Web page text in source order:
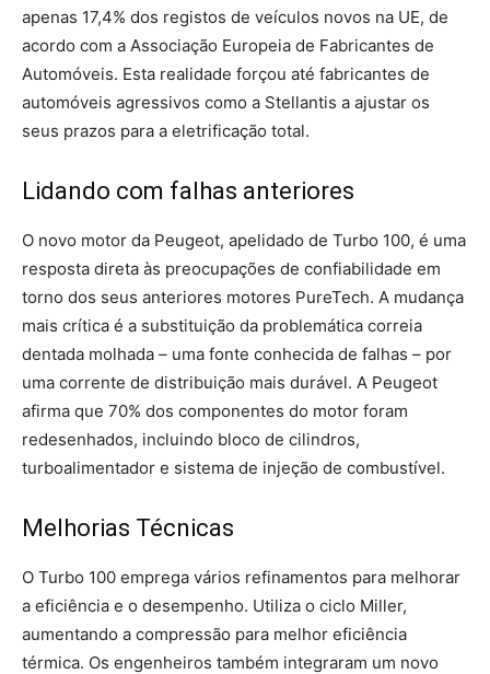
apenas 17,4% dos registos de veículos novos na UE, de
acordo com a Associação Europeia de Fabricantes de
Automóveis. Esta realidade forçou até fabricantes de
automóveis agressivos como a Stellantis a ajustar os
seus prazos para a eletrificação total.
Lidando com falhas anteriores
O novo motor da Peugeot, apelidado de Turbo 100, é uma
resposta direta às preocupações de confiabilidade em
torno dos seus anteriores motores PureTech. A mudança
mais crítica é a substituição da problemática correia
dentada molhada – uma fonte conhecida de falhas – por
uma corrente de distribuição mais durável. A Peugeot
afirma que 70% dos componentes do motor foram
redesenhados, incluindo bloco de cilindros,
turboalimentador e sistema de injeção de combustível.
Melhorias Técnicas
O Turbo 100 emprega vários refinamentos para melhorar
a eficiência e o desempenho. Utiliza o ciclo Miller,
aumentando a compressão para melhor eficiência
térmica. Os engenheiros também integraram um novo